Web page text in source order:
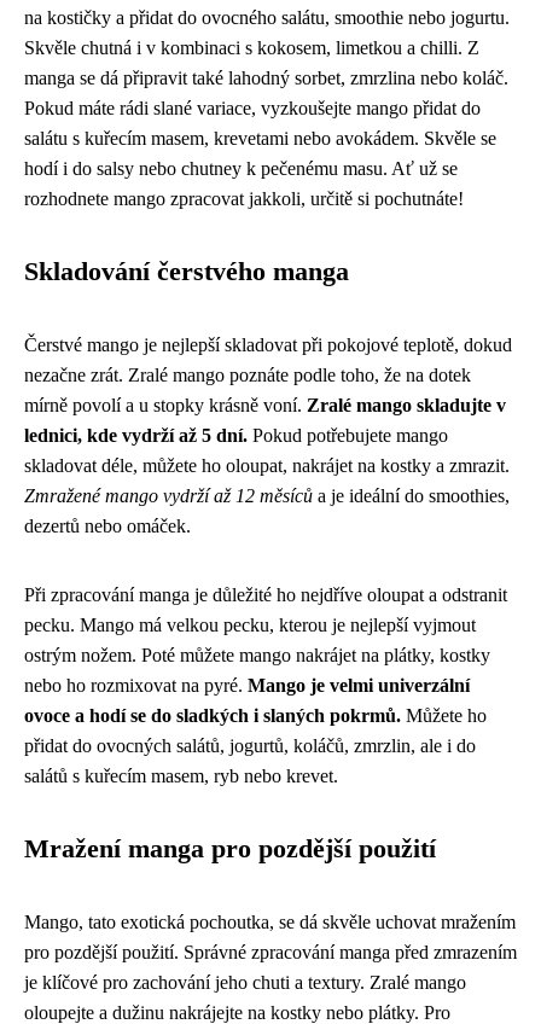
na kostičky a přidat do ovocného salátu, smoothie nebo jogurtu.
Skvěle chutná i v kombinaci s kokosem, limetkou a chilli. Z
manga se dá připravit také lahodný sorbet, zmrzlina nebo koláč.
Pokud máte rádi slané variace, vyzkoušejte mango přidat do
salátu s kuřecím masem, krevetami nebo avokádem. Skvěle se
hodí i do salsy nebo chutney k pečenému masu. Ať už se
rozhodnete mango zpracovat jakkoli, určitě si pochutnáte!
Skladování čerstvého manga
Čerstvé mango je nejlepší skladovat při pokojové teplotě, dokud
nezačne zrát. Zralé mango poznáte podle toho, že na dotek
mírně povolí a u stopky krásně voní. Zralé mango skladujte v
lednici, kde vydrží až 5 dní. Pokud potřebujete mango
skladovat déle, můžete ho oloupat, nakrájet na kostky a zmrazit.
Zmražené mango vydrží až 12 měsíců a je ideální do smoothies,
dezertů nebo omáček.
Při zpracování manga je důležité ho nejdříve oloupat a odstranit
pecku. Mango má velkou pecku, kterou je nejlepší vyjmout
ostrým nožem. Poté můžete mango nakrájet na plátky, kostky
nebo ho rozmixovat na pyré. Mango je velmi univerzální
ovoce a hodí se do sladkých i slaných pokrmů. Můžete ho
přidat do ovocných salátů, jogurtů, koláčů, zmrzlin, ale i do
salátů s kuřecím masem, ryb nebo krevet.
Mražení manga pro pozdější použití
Mango, tato exotická pochoutka, se dá skvěle uchovat mražením
pro pozdější použití. Správné zpracování manga před zmrazením
je klíčové pro zachování jeho chuti a textury. Zralé mango
oloupejte a dužinu nakrájejte na kostky nebo plátky. Pro